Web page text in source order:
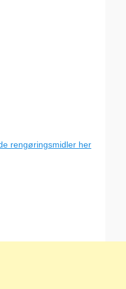
rengøringsmidler her